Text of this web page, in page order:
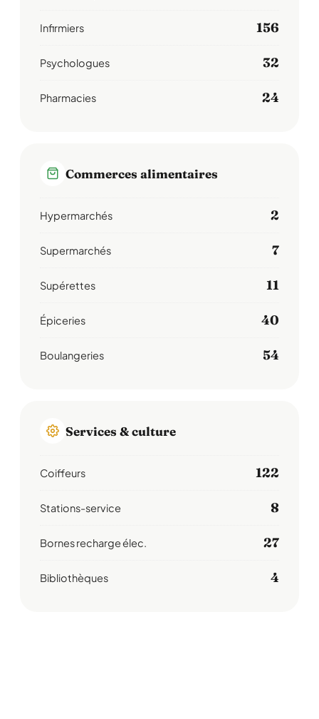
Infirmiers 156
Psychologues 32
Pharmacies 24
Commerces alimentaires
Hypermarchés 2
Supermarchés 7
Supérettes 11
Épiceries 40
Boulangeries 54
Services & culture
Coiffeurs 122
Stations-service 8
Bornes recharge élec. 27
Bibliothèques 4